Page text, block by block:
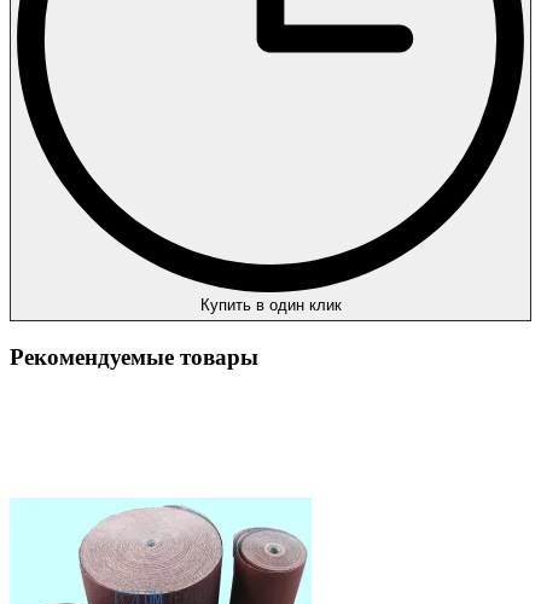
Купить в один клик
Рекомендуемые товары